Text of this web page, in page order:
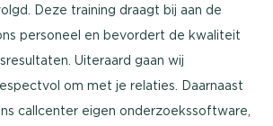
Deze training draagt bij aan de
personeel en bevordert de kwaliteit
Uiteraard gaan wij
om met je relaties. Daarnaast
callcenter eigen onderzoekssoftware,